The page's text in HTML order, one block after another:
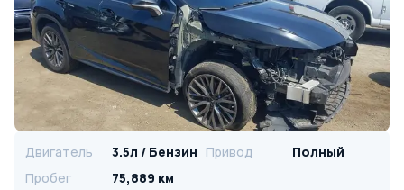
Двигатель 3.5л / Бензин Привод
Полный
Пробег
75,889 км